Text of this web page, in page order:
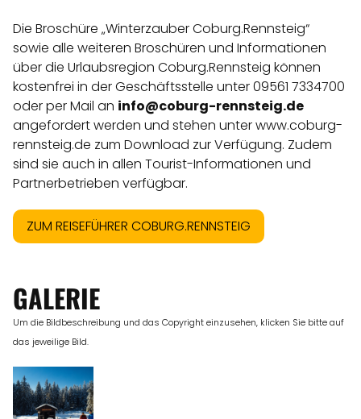
Die Broschüre „Winterzauber Coburg.Rennsteig“
sowie alle weiteren Broschüren und Informationen
über die Urlaubsregion Coburg.Rennsteig können
kostenfrei in der Geschäftsstelle unter 09561 7334700
oder per Mail an info@coburg-rennsteig.de
angefordert werden und stehen unter www.coburg-
rennsteig.de zum Download zur Verfügung. Zudem
sind sie auch in allen Tourist-Informationen und
Partnerbetrieben verfügbar.
ZUM REISEFÜHRER COBURG.RENNSTEIG
GALERIE
Um die Bildbeschreibung und das Copyright einzusehen, klicken Sie bitte auf
das jeweilige Bild.